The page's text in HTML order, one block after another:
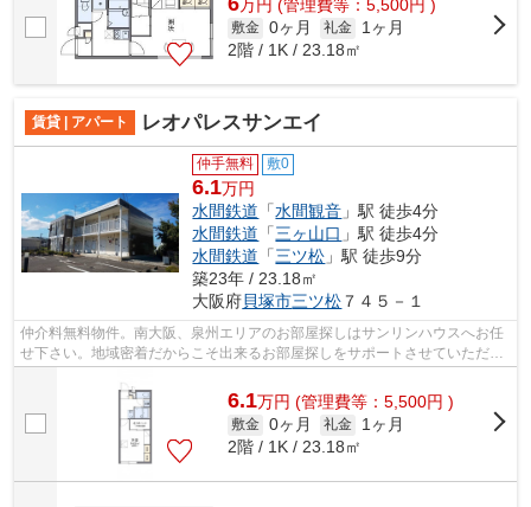
万 円 (管理費等：5,500円 )
敷金 0ヶ月 礼金
1ヶ月
2階 / 1K / 23.18㎡
賃貸 | アパート レオパレスサンエイ
仲手無料 敷0
6.1万円
水間鉄道 「水間観音 」駅 徒歩4分
水間鉄道 「三ヶ山口 」駅 徒歩4分
水間鉄道 「三ツ松 」駅 徒歩9分
築23年 / 23.18㎡
大阪府貝塚市三ツ松 ７４５－１
仲介料無料物件。南大阪、泉州エリアのお部屋探しはサンリンハウスへお任
せ下さい。地域密着だからこそ出来るお部屋探しをサポートさせていただき
ます。
6.1万円 (管理費等：5,500円 )
敷金 0ヶ月 礼金
1ヶ月
2階 / 1K / 23.18㎡